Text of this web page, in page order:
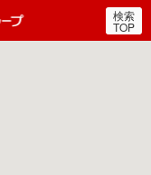
郵便局・日本郵政グルー
検索
TOP